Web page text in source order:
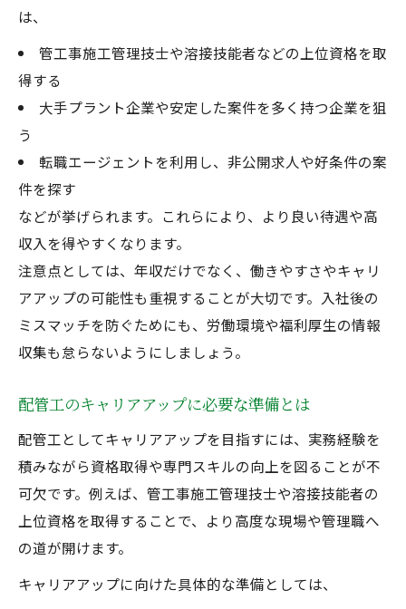
は、
管工事施工管理技士や溶接技能者などの上位資格を取
得する
大手プラント企業や安定した案件を多く持つ企業を狙
う
転職エージェントを利用し、非公開求人や好条件の案
件を探す
などが挙げられます。これらにより、より良い待遇や高
収入を得やすくなります。
注意点としては、年収だけでなく、働きやすさやキャリ
アアップの可能性も重視することが大切です。入社後の
ミスマッチを防ぐためにも、労働環境や福利厚生の情報
収集も怠らないようにしましょう。
配管工のキャリアアップに必要な準備とは
配管工としてキャリアアップを目指すには、実務経験を
積みながら資格取得や専門スキルの向上を図ることが不
可欠です。例えば、管工事施工管理技士や溶接技能者の
上位資格を取得することで、より高度な現場や管理職へ
の道が開けます。
キャリアアップに向けた具体的な準備としては、